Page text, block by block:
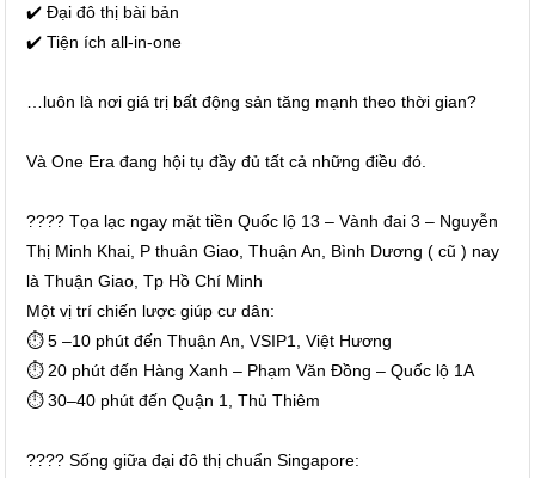
✔️ Đại đô thị bài bản
✔️ Tiện ích all-in-one
…luôn là nơi giá trị bất động sản tăng mạnh theo thời gian?
Và One Era đang hội tụ đầy đủ tất cả những điều đó.
???? Tọa lạc ngay mặt tiền Quốc lộ 13 – Vành đai 3 – Nguyễn
Thị Minh Khai, P thuân Giao, Thuận An, Bình Dương ( cũ ) nay
là Thuận Giao, Tp Hồ Chí Minh
Một vị trí chiến lược giúp cư dân:
⏱️ 5 –10 phút đến Thuận An, VSIP1, Việt Hương
⏱️ 20 phút đến Hàng Xanh – Phạm Văn Đồng – Quốc lộ 1A
⏱️ 30–40 phút đến Quận 1, Thủ Thiêm
???? Sống giữa đại đô thị chuẩn Singapore: